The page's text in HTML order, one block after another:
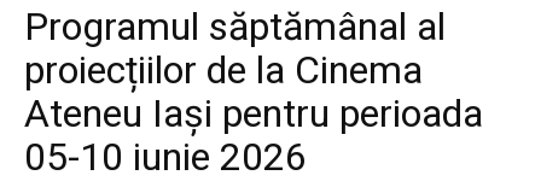
Programul săptămânal al
proiecțiilor de la Cinema
Ateneu Iași pentru perioada
05-10 iunie 2026